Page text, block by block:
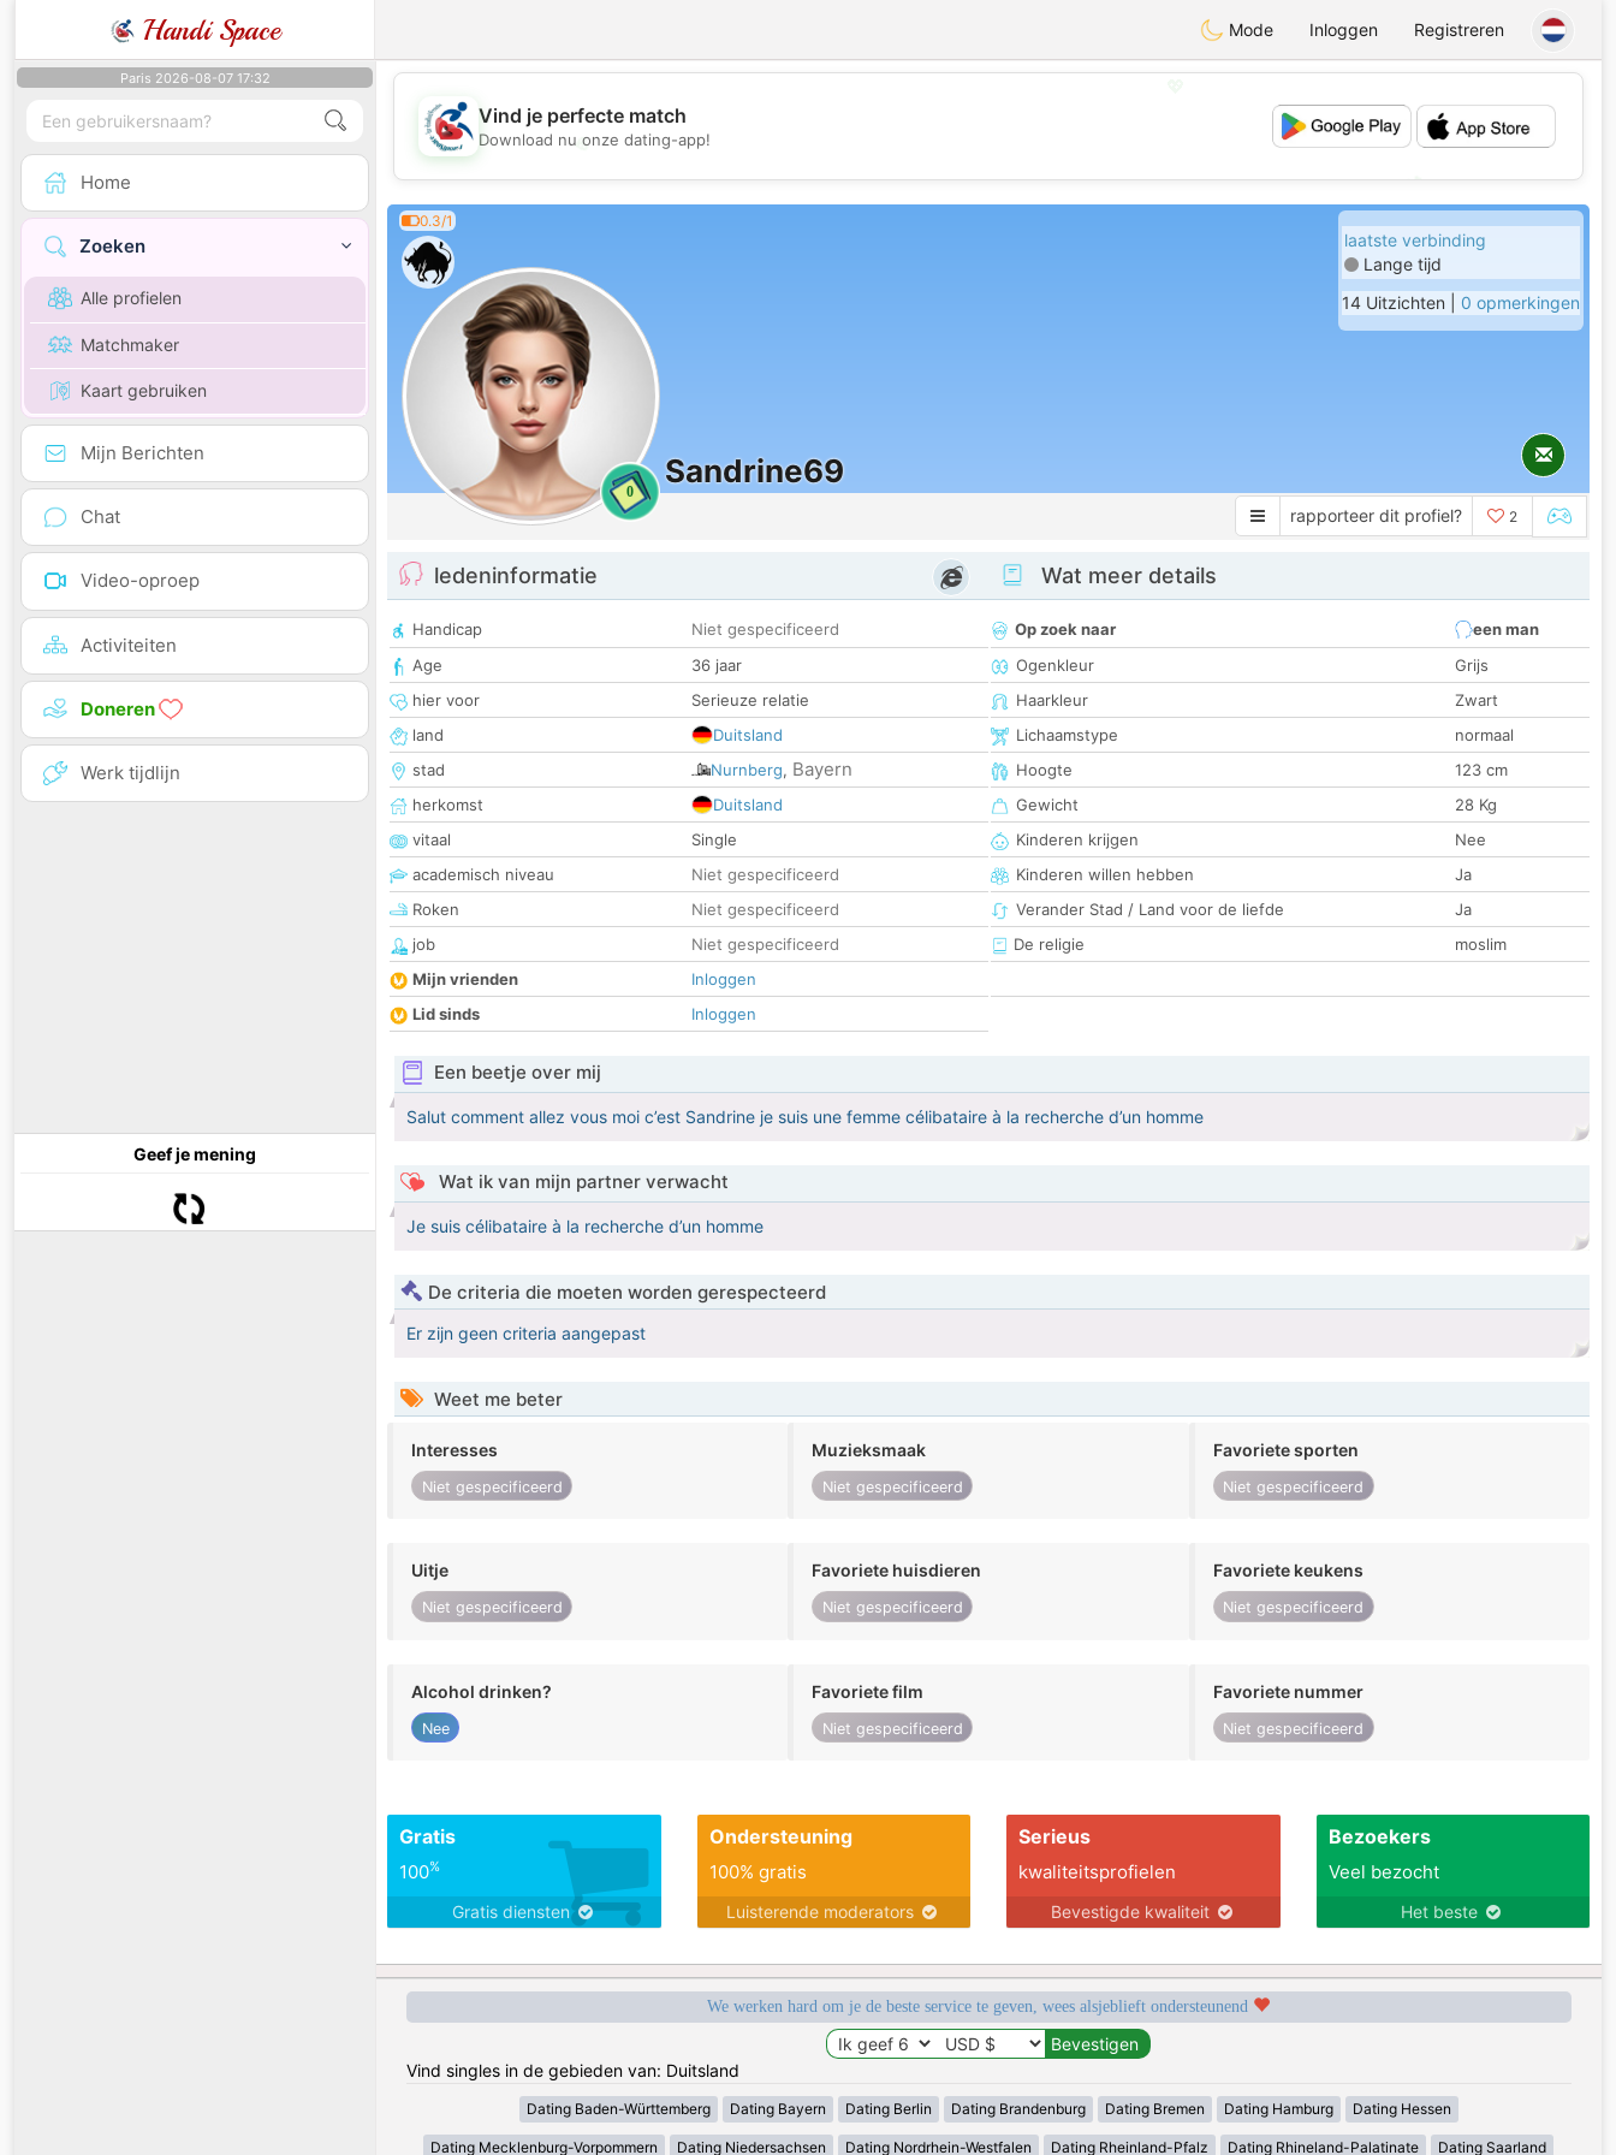
Handi Space Mode Inloggen Registreren
Paris 2026-08-07 17:32
Home
Zoeken
Alle profielen
Matchmaker
Kaart gebruiken
Mijn Berichten
Chat
Video-oproep
Activiteiten
Doneren
Werk tijdlijn
Geef je mening
💖
💕
Vind je perfecte match
Download nu onze dating-app!
0.3/1
0
Sandrine69
laatste verbinding
Lange tijd
14 Uitzichten | 0 opmerkingen
rapporteer dit profiel? 2
ledeninformatie
Handicap
Niet gespecificeerd
Age
36 jaar
hier voor
Serieuze relatie
land
Duitsland
stad
Nurnberg, Bayern
herkomst
Duitsland
vitaal
Single
academisch niveau
Niet gespecificeerd
Roken
Niet gespecificeerd
job
Niet gespecificeerd
Mijn vrienden
Inloggen
Lid sinds
Inloggen
Wat meer details
Op zoek naar
een man
Ogenkleur
Grijs
Haarkleur
Zwart
Lichaamstype
normaal
Hoogte
123 cm
Gewicht
28 Kg
Kinderen krijgen
Nee
Kinderen willen hebben
Ja
Verander Stad / Land voor de liefde
Ja
De religie
moslim
Een beetje over mij
Salut comment allez vous moi c’est Sandrine je suis une femme célibataire à la recherche d’un homme
Wat ik van mijn partner verwacht
Je suis célibataire à la recherche d’un homme
De criteria die moeten worden gerespecteerd
Er zijn geen criteria aangepast
Weet me beter
Interesses
Niet gespecificeerd
Muzieksmaak
Niet gespecificeerd
Favoriete sporten
Niet gespecificeerd
Uitje
Niet gespecificeerd
Favoriete huisdieren
Niet gespecificeerd
Favoriete keukens
Niet gespecificeerd
Alcohol drinken?
Nee
Favoriete film
Niet gespecificeerd
Favoriete nummer
Niet gespecificeerd
Gratis
100%
Gratis diensten
Ondersteuning
100% gratis
Luisterende moderators
Serieus
kwaliteitsprofielen
Bevestigde kwaliteit
Bezoekers
Veel bezocht
Het beste
We werken hard om je de beste service te geven, wees alsjeblieft ondersteunend
Vind singles in de gebieden van: Duitsland
Dating Baden-Württemberg Dating Bayern Dating Berlin Dating Brandenburg Dating Bremen Dating Hamburg Dating Hessen
Dating Mecklenburg-Vorpommern Dating Niedersachsen Dating Nordrhein-Westfalen Dating Rheinland-Pfalz Dating Rhineland-Palatinate Dating Saarland